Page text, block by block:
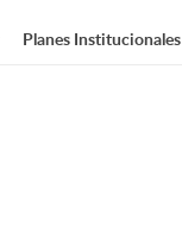
Planes Institucionales